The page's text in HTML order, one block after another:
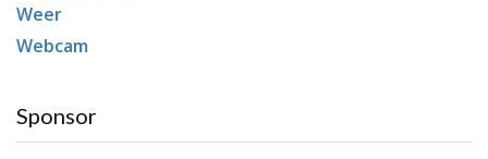
Weer
Webcam
Sponsor